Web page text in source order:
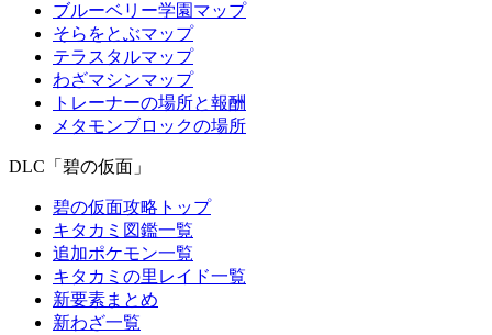
ブルーベリー学園マップ
そらをとぶマップ
テラスタルマップ
わざマシンマップ
トレーナーの場所と報酬
メタモンブロックの場所
DLC「碧の仮面」
碧の仮面攻略トップ
キタカミ図鑑一覧
追加ポケモン一覧
キタカミの里レイド一覧
新要素まとめ
新わざ一覧